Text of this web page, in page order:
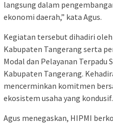
langsung dalam
ekonomi daerah,” kata Agus.
Kegiatan tersebut dihadiri
Kabupaten Tangerang serta
Modal dan Pelayanan Terpadu
Kabupaten Tangerang.
mencerminkan komitmen
ekosistem usaha yang kondusif.
Agus menegaskan, HIPMI